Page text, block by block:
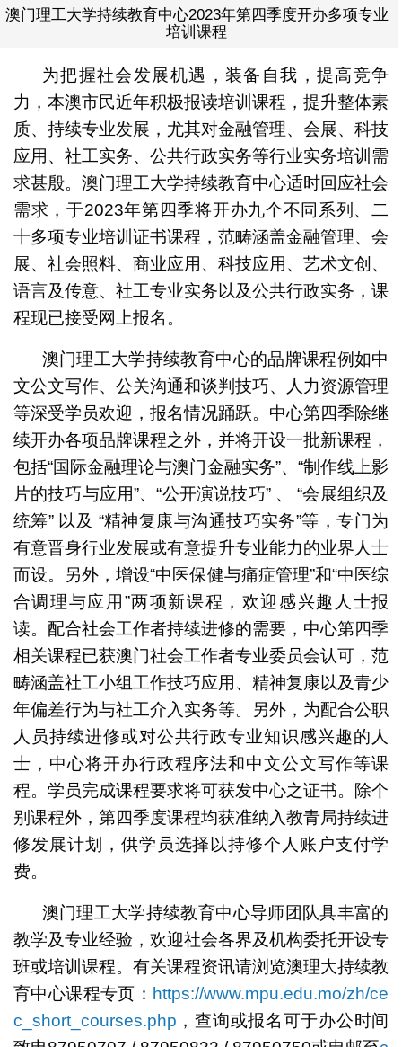
澳门理工大学持续教育中心2023年第四季度开办多项专业
培训课程
为把握社会发展机遇，装备自我，提高竞争
力，本澳市民近年积极报读培训课程，提升整体素
质、持续专业发展，尤其对金融管理、会展、科技
应用、社工实务、公共行政实务等行业实务培训需
求甚殷。澳门理工大学持续教育中心适时回应社会
需求，于2023年第四季将开办九个不同系列、二
十多项专业培训证书课程，范畴涵盖金融管理、会
展、社会照料、商业应用、科技应用、艺术文创、
语言及传意、社工专业实务以及公共行政实务，课
程现已接受网上报名。
澳门理工大学持续教育中心的品牌课程例如中
文公文写作、公关沟通和谈判技巧、人力资源管理
等深受学员欢迎，报名情况踊跃。中心第四季除继
续开办各项品牌课程之外，并将开设一批新课程，
包括“国际金融理论与澳门金融实务”、“制作线上影
片的技巧与应用”、“公开演说技巧” 、 “会展组织及
统筹” 以及 “精神复康与沟通技巧实务”等，专门为
有意晋身行业发展或有意提升专业能力的业界人士
而设。另外，增设“中医保健与痛症管理”和“中医综
合调理与应用”两项新课程，欢迎感兴趣人士报
读。配合社会工作者持续进修的需要，中心第四季
相关课程已获澳门社会工作者专业委员会认可，范
畴涵盖社工小组工作技巧应用、精神复康以及青少
年偏差行为与社工介入实务等。另外，为配合公职
人员持续进修或对公共行政专业知识感兴趣的人
士，中心将开办行政程序法和中文公文写作等课
程。学员完成课程要求将可获发中心之证书。除个
别课程外，第四季度课程均获准纳入教青局持续进
修发展计划，供学员选择以持修个人账户支付学
费。
澳门理工大学持续教育中心导师团队具丰富的
教学及专业经验，欢迎社会各界及机构委托开设专
班或培训课程。有关课程资讯请浏览澳理大持续教
育中心课程专页： https://www.mpu.edu.mo/zh/ce
c_short_courses.php ，查询或报名可于办公时间